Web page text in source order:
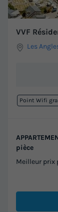
VVF
Les
Point Wifi
pièce
Meilleur prix